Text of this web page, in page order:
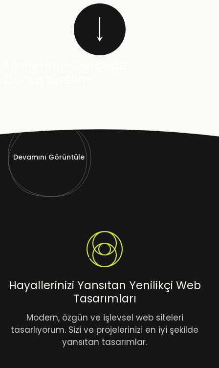
Devamını Görüntüle
Hayallerinizi Yansıtan Yenilikçi Web
Tasarımları
Modern, özgün ve işlevsel web siteleri
tasarlıyorum. Sizi ve projelerinizi en iyi şekilde
yansıtan tasarımlar.